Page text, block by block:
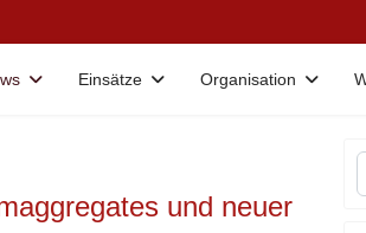
Einsätze Organisation
und neuer